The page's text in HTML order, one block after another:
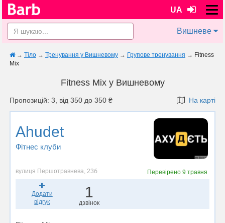
UA
Вишневе
→ Тіло → Тренування у Вишневому → Групове тренування → Fitness
Mix
Fitness Mix у Вишневому
Пропозицій: 3, від 350 до 350 ₴ На карті
Ahudet
Фітнес клуби
вулиця Першотравнева, 23б Перевірено 9 травня
Додати
відгук
1
дзвінок